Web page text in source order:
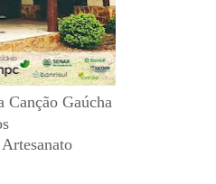
Canção Gaúcha